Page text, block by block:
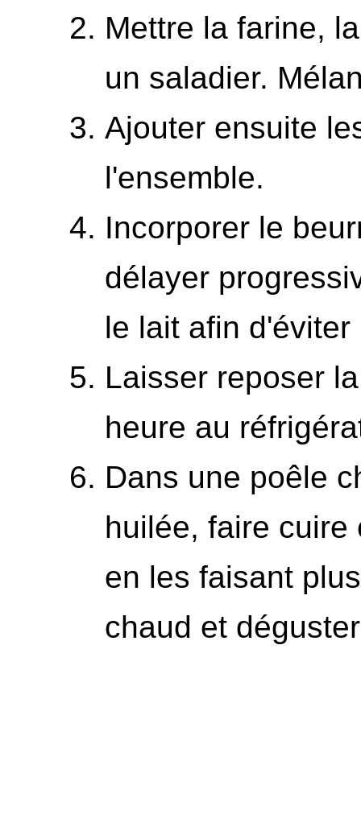
Mettre la farine,
un saladier.
Ajouter ensuite
l'ensemble.
Incorporer le
délayer
le lait afin
Laisser reposer
heure au
Dans une poêle
huilée, faire cuire
en les faisant
chaud et